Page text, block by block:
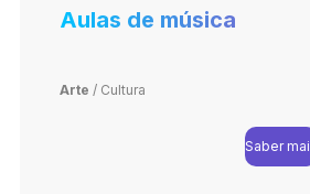
Aulas de música
Arte / Cultura
Saber